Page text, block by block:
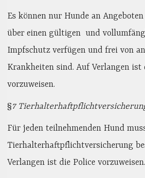
Es können nur Hunde an
über einen gültigen und
Impfschutz verfügen und frei von
Krankheiten sind. Auf Verlangen ist
vorzuweisen.
§7
Für jeden teilnehmenden Hund
Tierhalterhaftpflichtversicherung
Verlangen ist die Police vorzuweisen.